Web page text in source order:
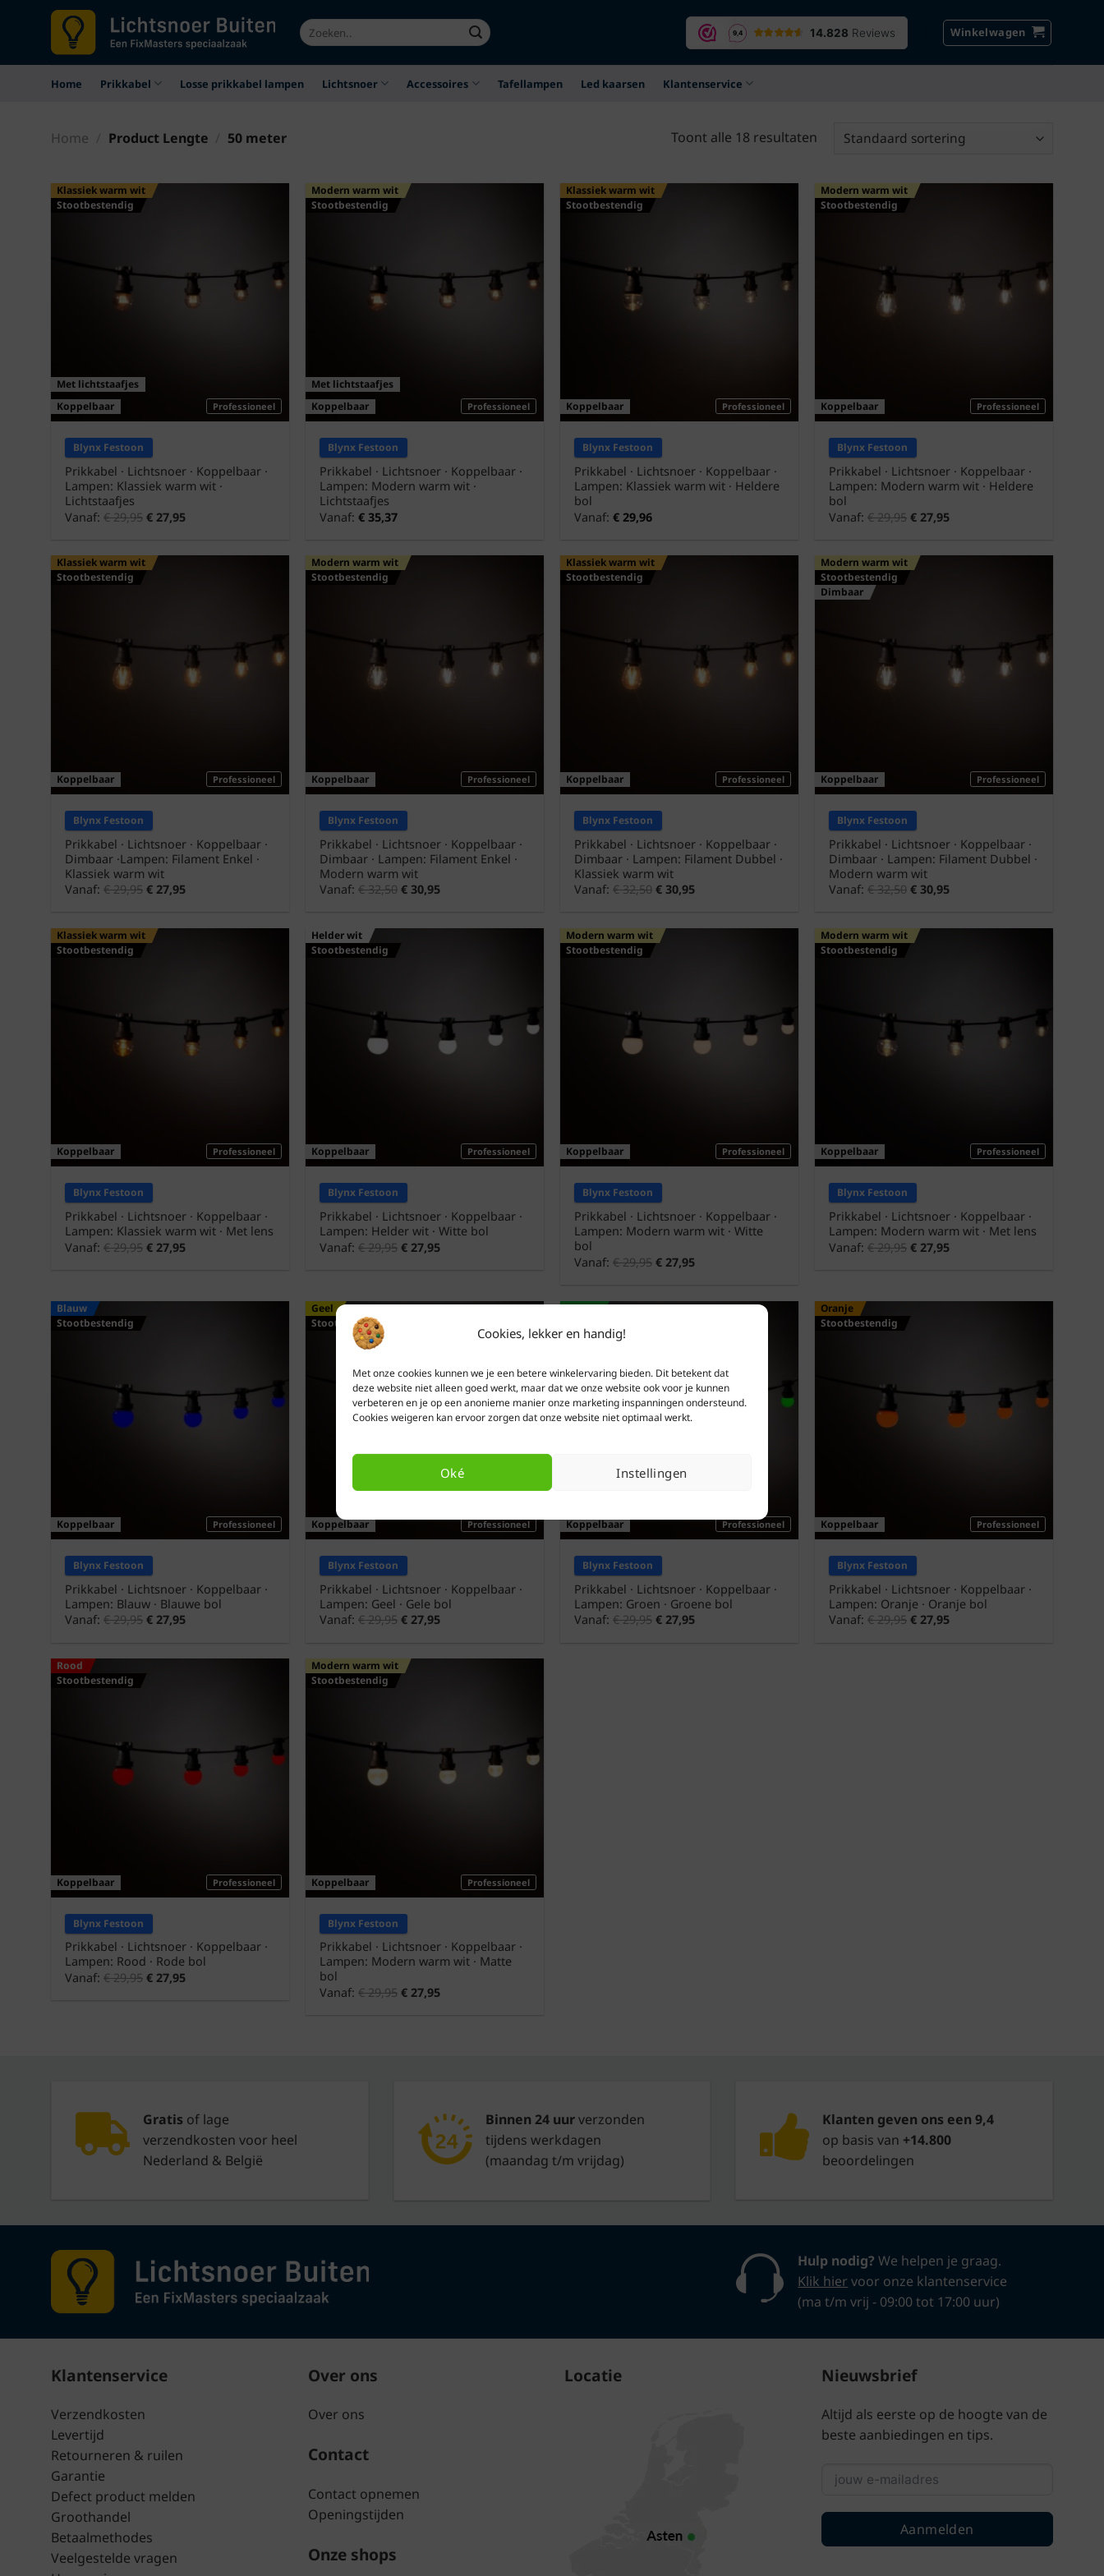
Cookies, lekker en handig!
Met onze cookies kunnen we je een betere winkelervaring bieden. Dit betekent dat
deze website niet alleen goed werkt, maar dat we onze website ook voor je kunnen
verbeteren en je op een anonieme manier onze marketing inspanningen ondersteund.
Cookies weigeren kan ervoor zorgen dat onze website niet optimaal werkt.
Oké Instellingen
Zoeken
naar:
Winkelwagen
Home Prikkabel Losse prikkabel lampen Lichtsnoer Accessoires Tafellampen Led kaarsen Klantenservice
Home Product Lengte 50 meter Toont alle 18 resultaten
Professioneel
Klassiek warm wit
Stootbestendig
Met lichtstaafjes
Koppelbaar
Blynx Festoon
Prikkabel · Lichtsnoer · Koppelbaar ·
Lampen: Klassiek warm wit ·
Lichtstaafjes
Vanaf:€29,95 € 27,95
Professioneel
Modern warm wit
Stootbestendig
Met lichtstaafjes
Koppelbaar
Blynx Festoon
Prikkabel · Lichtsnoer · Koppelbaar ·
Lampen: Modern warm wit ·
Lichtstaafjes
Vanaf:€ 35,37
Professioneel
Klassiek warm wit
Stootbestendig
Koppelbaar
Blynx Festoon
Prikkabel · Lichtsnoer · Koppelbaar ·
Lampen: Klassiek warm wit · Heldere
bol
Vanaf:€ 29,96
Professioneel
Modern warm wit
Stootbestendig
Koppelbaar
Blynx Festoon
Prikkabel · Lichtsnoer · Koppelbaar ·
Lampen: Modern warm wit · Heldere
bol
Vanaf:€29,95 € 27,95
Professioneel
Klassiek warm wit
Stootbestendig
Koppelbaar
Blynx Festoon
Prikkabel · Lichtsnoer · Koppelbaar ·
Dimbaar ·Lampen: Filament Enkel ·
Klassiek warm wit
Vanaf:€29,95 € 27,95
Professioneel
Modern warm wit
Stootbestendig
Koppelbaar
Blynx Festoon
Prikkabel · Lichtsnoer · Koppelbaar ·
Dimbaar · Lampen: Filament Enkel ·
Modern warm wit
Vanaf:€32,50 € 30,95
Professioneel
Klassiek warm wit
Stootbestendig
Koppelbaar
Blynx Festoon
Prikkabel · Lichtsnoer · Koppelbaar ·
Dimbaar · Lampen: Filament Dubbel ·
Klassiek warm wit
Vanaf:€32,50 € 30,95
Professioneel
Modern warm wit
Stootbestendig
Dimbaar
Koppelbaar
Blynx Festoon
Prikkabel · Lichtsnoer · Koppelbaar ·
Dimbaar · Lampen: Filament Dubbel ·
Modern warm wit
Vanaf:€32,50 € 30,95
Professioneel
Klassiek warm wit
Stootbestendig
Koppelbaar
Blynx Festoon
Prikkabel · Lichtsnoer · Koppelbaar ·
Lampen: Klassiek warm wit · Met lens
Vanaf:€29,95 € 27,95
Helder wit
Stootbestendig
Professioneel
Koppelbaar
Blynx Festoon
Prikkabel · Lichtsnoer · Koppelbaar ·
Lampen: Helder wit · Witte bol
Vanaf:€29,95 € 27,95
Professioneel
Modern warm wit
Stootbestendig
Koppelbaar
Blynx Festoon
Prikkabel · Lichtsnoer · Koppelbaar ·
Lampen: Modern warm wit · Witte
bol
Vanaf:€29,95 € 27,95
Professioneel
Modern warm wit
Stootbestendig
Koppelbaar
Blynx Festoon
Prikkabel · Lichtsnoer · Koppelbaar ·
Lampen: Modern warm wit · Met lens
Vanaf:€29,95 € 27,95
Blauw
Stootbestendig
Professioneel
Koppelbaar
Blynx Festoon
Prikkabel · Lichtsnoer · Koppelbaar ·
Lampen: Blauw · Blauwe bol
Vanaf:€29,95 € 27,95
Geel
Stootbestendig
Professioneel
Koppelbaar
Blynx Festoon
Prikkabel · Lichtsnoer · Koppelbaar ·
Lampen: Geel · Gele bol
Vanaf:€29,95 € 27,95
Groen
Professioneel
Koppelbaar
Blynx Festoon
Prikkabel · Lichtsnoer · Koppelbaar ·
Lampen: Groen · Groene bol
Vanaf:€29,95 € 27,95
Oranje
Stootbestendig
Professioneel
Koppelbaar
Blynx Festoon
Prikkabel · Lichtsnoer · Koppelbaar ·
Lampen: Oranje · Oranje bol
Vanaf:€29,95 € 27,95
Rood
Stootbestendig
Professioneel
Koppelbaar
Blynx Festoon
Prikkabel · Lichtsnoer · Koppelbaar ·
Lampen: Rood · Rode bol
Vanaf:€29,95 € 27,95
Professioneel
Modern warm wit
Stootbestendig
Koppelbaar
Blynx Festoon
Prikkabel · Lichtsnoer · Koppelbaar ·
Lampen: Modern warm wit · Matte
bol
Vanaf:€29,95 € 27,95
Gratis of lage
verzendkosten voor heel
Nederland & België
Binnen 24 uurverzonden
tijdens werkdagen
(maandag t/m vrijdag)
Klanten geven ons een 9,4
op basis van +14.800
beoordelingen
Hulp nodig?We helpen je graag.
Klik hier voor onze klantenservice
(ma t/m vrij - 09:00 tot 17:00 uur)
Klantenservice
Verzendkosten
Levertijd
Retourneren & ruilen
Garantie
Defect product melden
Groothandel
Betaalmethodes
Veelgestelde vragen
Over ons
Over ons
Contact
Contact opnemen
Openingstijden
Onze shops
Locatie Nieuwsbrief
Altijd als eerste op de hoogte van de
beste aanbiedingen en tips.
Aanmelden